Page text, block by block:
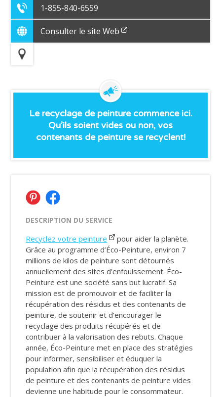
1-855-840-6559
Consulter le site Web
Le recyclage de peinture commence ici.
Qu’ils soient vides ou non, vos
contenants de peinture se recyclent!
DESCRIPTION DU SERVICE
Recyclez votre peinture
pour aider la planète.
Grâce au programme d’Éco-Peinture, environ 7
millions de kilos de peinture sont détournés
annuellement des sites d’enfouissement. Éco-
Peinture est une société sans but lucratif. Sa
mission est de promouvoir et de faciliter la
récupération des résidus et des contenants de
peinture, de soutenir et d’encourager le
recyclage des produits récupérés et de
contribuer à la valorisation des rebuts. Chaque
année, Éco-Peinture met en place des stratégies
pour informer, sensibiliser et éduquer la
population afin que la récupération des résidus
de peinture et des contenants de peinture vides
devienne une habitude pour le consommateur.